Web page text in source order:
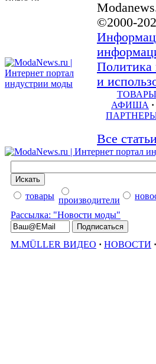
©2000-
Политика
и
ТОВАРЫ
АФИША ·
Все
товары производители
Рассылка: "Новости моды"
M.MÜLLER ВИДЕО · НОВОСТИ ·